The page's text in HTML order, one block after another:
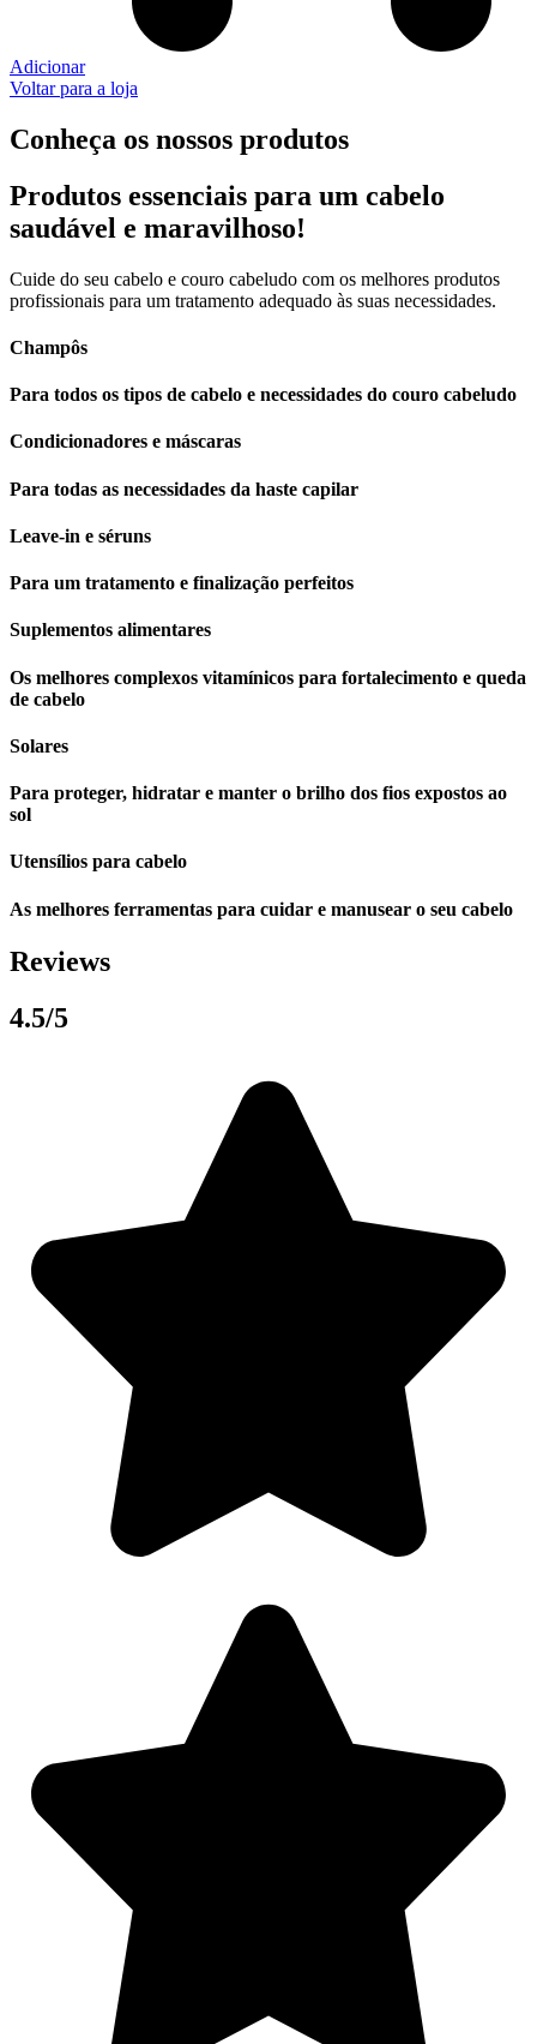
Adicionar
Voltar para a loja
Conheça os nossos produtos
Produtos essenciais para um cabelo
saudável e maravilhoso!
Cuide do seu cabelo e couro cabeludo com os melhores produtos
profissionais para um tratamento adequado às suas necessidades.
Champôs
Para todos os tipos de cabelo e necessidades do couro cabeludo
Condicionadores e máscaras
Para todas as necessidades da haste capilar
Leave-in e séruns
Para um tratamento e finalização perfeitos
Suplementos alimentares
Os melhores complexos vitamínicos para fortalecimento e queda
de cabelo
Solares
Para proteger, hidratar e manter o brilho dos fios expostos ao
sol
Utensílios para cabelo
As melhores ferramentas para cuidar e manusear o seu cabelo
Reviews
4.5/5